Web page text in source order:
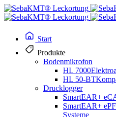
Start
Produkte
Bodenmikrofon
HL 7000
HL 50-BT
Drucklogger
SmartEAR+ eC
SmartEAR+ ePF
Systeme